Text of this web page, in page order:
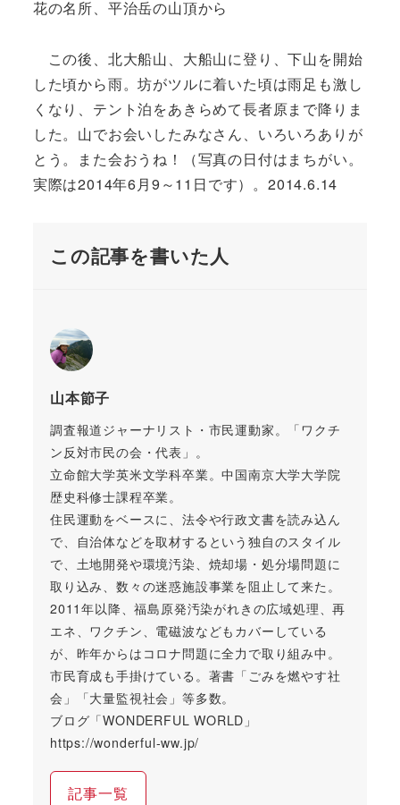
花の名所、平治岳の山頂から
この後、北大船山、大船山に登り、下山を開始
した頃から雨。坊がツルに着いた頃は雨足も激し
くなり、テント泊をあきらめて長者原まで降りま
した。山でお会いしたみなさん、いろいろありが
とう。また会おうね！（写真の日付はまちがい。
実際は2014年6月9～11日です）。2014.6.14
この記事を書いた人
山本節子
調査報道ジャーナリスト・市民運動家。「ワクチ
ン反対市民の会・代表」。
立命館大学英米文学科卒業。中国南京大学大学院
歴史科修士課程卒業。
住民運動をベースに、法令や行政文書を読み込ん
で、自治体などを取材するという独自のスタイル
で、土地開発や環境汚染、焼却場・処分場問題に
取り込み、数々の迷惑施設事業を阻止して来た。
2011年以降、福島原発汚染がれきの広域処理、再
エネ、ワクチン、電磁波などもカバーしている
が、昨年からはコロナ問題に全力で取り組み中。
市民育成も手掛けている。著書「ごみを燃やす社
会」「大量監視社会」等多数。
ブログ「WONDERFUL WORLD」
https://wonderful-ww.jp/
記事一覧